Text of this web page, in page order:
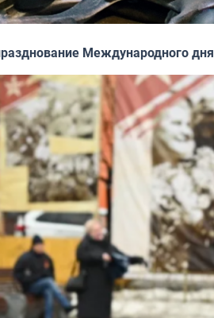
Международного